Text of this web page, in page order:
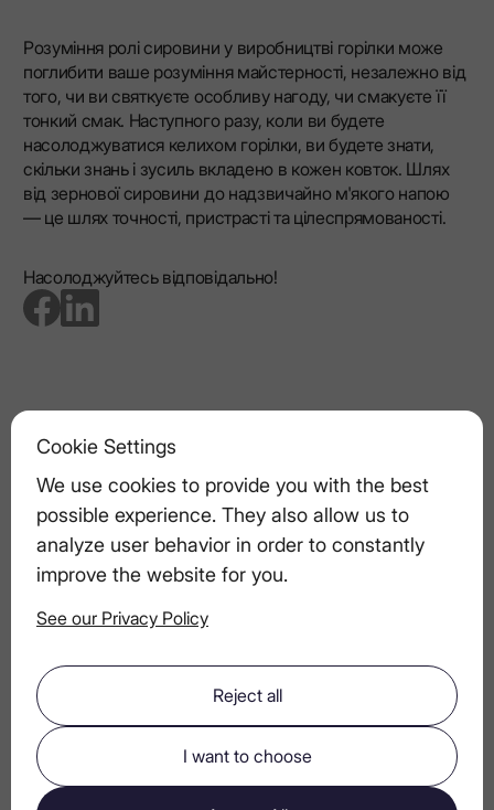
Cookie Settings
We use cookies to provide you with the best
possible experience. They also allow us to
analyze user behavior in order to constantly
improve the website for you.
See our Privacy Policy
Reject all
I want to choose
Розуміння ролі сировини у виробництві горілки може
поглибити ваше розуміння майстерності, незалежно від
того, чи ви святкуєте особливу нагоду, чи смакуєте її
тонкий смак. Наступного разу, коли ви будете
насолоджуватися келихом горілки, ви будете знати,
скільки знань і зусиль вкладено в кожен ковток. Шлях
від зернової сировини до надзвичайно м'якого напою
— це шлях точності, пристрасті та цілеспрямованості.
Насолоджуйтесь відповідально!
go to facebook page go to linkedin page
Схожі статті
Лід та горілчані коктейлі
Правильне зберігання горілки
Розкішні коктейлі без цукру
Горілка як засіб для очищення смаку
між стравами